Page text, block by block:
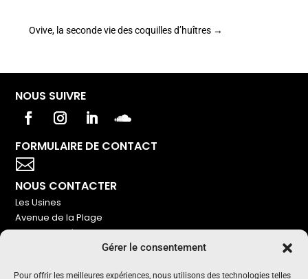
Gérer le consentement
Pour offrir les meilleures expériences, nous utilisons des technologies telles
Ovive, la seconde vie des coquilles d’huîtres →
NOUS SUIVRE
FORMULAIRE DE CONTACT

NOUS CONTACTER
Les Usines
Avenue de la Plage
86240 Ligugé